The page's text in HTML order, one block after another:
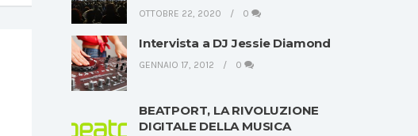
OTTOBRE 22, 2020 0
Intervista a DJ Jessie Diamond
GENNAIO 17, 2012 0
BEATPORT, LA RIVOLUZIONE
DIGITALE DELLA MUSICA